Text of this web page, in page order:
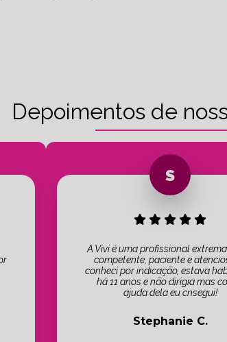
Depoimentos de
A Vivi é uma profissional
competente, paciente e
conheci por indicação, estava
há 11 anos e não dirigia mas
ajuda dela eu cnsegui!
Stephanie C.